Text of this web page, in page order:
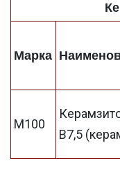
Марка
М100
В7,5